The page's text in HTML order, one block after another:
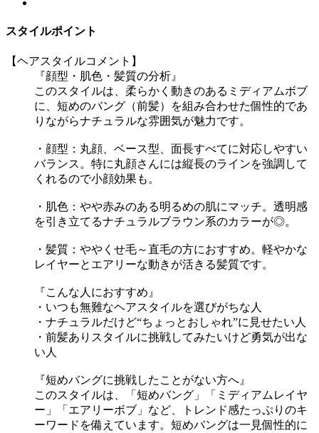
スタイルポイント
【ヘアスタイルコメント】
『顔型・肌色・髪質の分析』
このスタイルは、柔らかく動きのあるミディアムボブ
に、短めのバング（前髪）を組み合わせた個性的であ
りながらナチュラルな雰囲気が魅力です。
・顔型：丸顔、ベース型、面長すべてに対応しやすい
バランス。特に丸顔さんには縦長のラインを強調して
くれるので小顔効果も。
・肌色：やや赤みのある明るめの肌にマッチ。透明感
を引き立てるナチュラルブラウン系のカラーが◎。
・髪質：ややくせ毛～直毛の方におすすめ。軽やかな
レイヤーとエアリーな動きが活きる髪質です。
『こんな人におすすめ』
・いつも無難なヘアスタイルを選びがちな人
・ナチュラルだけど“ちょっとおしゃれ”に見せたい人
・前髪ありスタイルに挑戦してみたいけど勇気が出な
い人
『短めバングに挑戦したことがない方へ』
このスタイルは、「短めバング」「ミディアムレイヤ
ー」「エアリーボブ」など、トレンド感たっぷりのキ
ーワードを備えています。短めバングは一見個性的に